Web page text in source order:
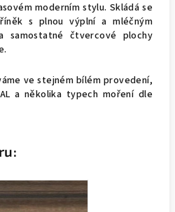
moderním stylu. Skládá se
s plnou výplní a mléčným
samostatné čtvercové plochy
ve stejném bílém provedení,
a několika typech moření dle